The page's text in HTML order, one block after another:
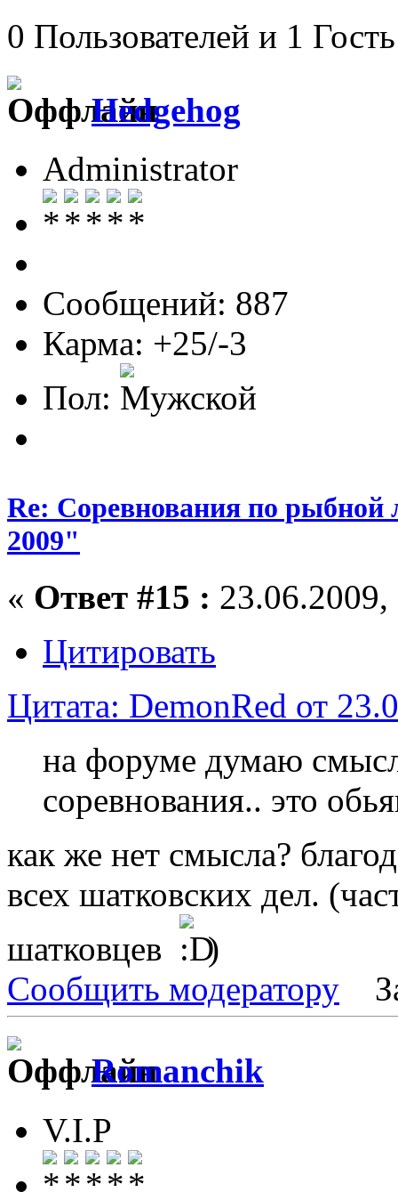
0 Пользователей и 1
Hedgehog
Administrator
Сообщений: 887
Карма: +25/-3
Пол:
Re: Соревнования по рыбной
2009"
« Ответ #15 :
Цитировать
Цитата: DemonRed от
на форуме думаю
соревнования.. это
как же нет смысла?
всех шатковских дел.
шатковцев
)
Сообщить модератору
Romanchik
V.I.P